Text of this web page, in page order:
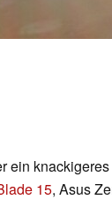
ein
15, Asus